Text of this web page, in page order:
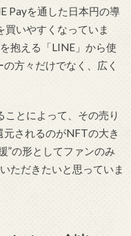
Payを通した日本円の導
いやすくなっていま
抱える「LINE」から使
方々だけでなく、広く
とによって、その売り
元されるのがNFTの大き
”の形としてファンのみ
ただきたいと思っていま